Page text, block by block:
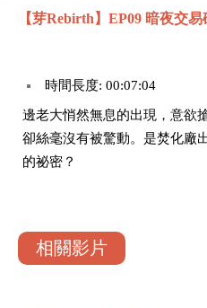
【芽Rebirth】EP09 暗夜交易
時間長度: 00:07:04
邊老大悄然無息的出現，意欲
卻絲毫沒有被驚動。是焚化廠
的祕密？
相關影片